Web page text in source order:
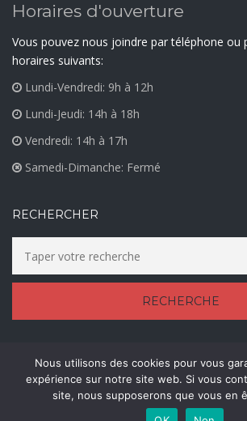
Horaires d'ouverture
Vous pouvez nous joindre par téléphone ou
horaires suivants:
Lundi-Vendredi: 9h à 12h
Lundi-Jeudi: 14h à 18h
Vendredi: 14h à 17h
Samedi-Dimanche: Fermé
RECHERCHER
© Accueil des Jeunes 2021
Mentions Légales
Nous utilisons des cookies pour vous
expérience sur notre site web. Si vous
site, nous supposerons que vous en